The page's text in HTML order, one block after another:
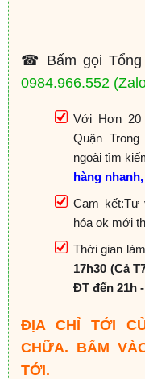
☎ Bấm gọi Tổng
0984.966.552
Với Hơn 20
Quận
ngoài tìm
hàng
Cam kết:Tư
hóa ok mới
Thời gian
17h30 (Cả
ĐT đến 21h
ĐỊA CHỈ TỚI
CHỮA. BẤM
TỚI.